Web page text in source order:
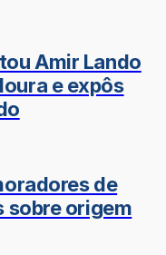
Amir Lando
e expôs
de
sobre origem